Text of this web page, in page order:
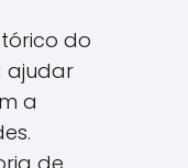
do
ajudar
a